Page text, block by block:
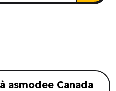
asmodee Canada